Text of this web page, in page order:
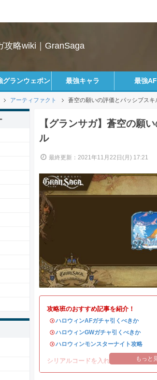
攻略wiki｜GranSaga
グランウェポン 最強キャラ 最強AF
アーティファクト 蒼空の願いの評価とパッシブスキ
【グランサガ】蒼空の願
ル
最終更新：2021年11月22日(月) 17:21
攻略班のおすすめ記事を紹介！
・ハロウィンAFガチャ引くべきか
・ハロウィンGWガチャ引くべきか
・ハロウィンモンスターナイト攻略
シリアルコードを入れて豪華アイテム
もっと